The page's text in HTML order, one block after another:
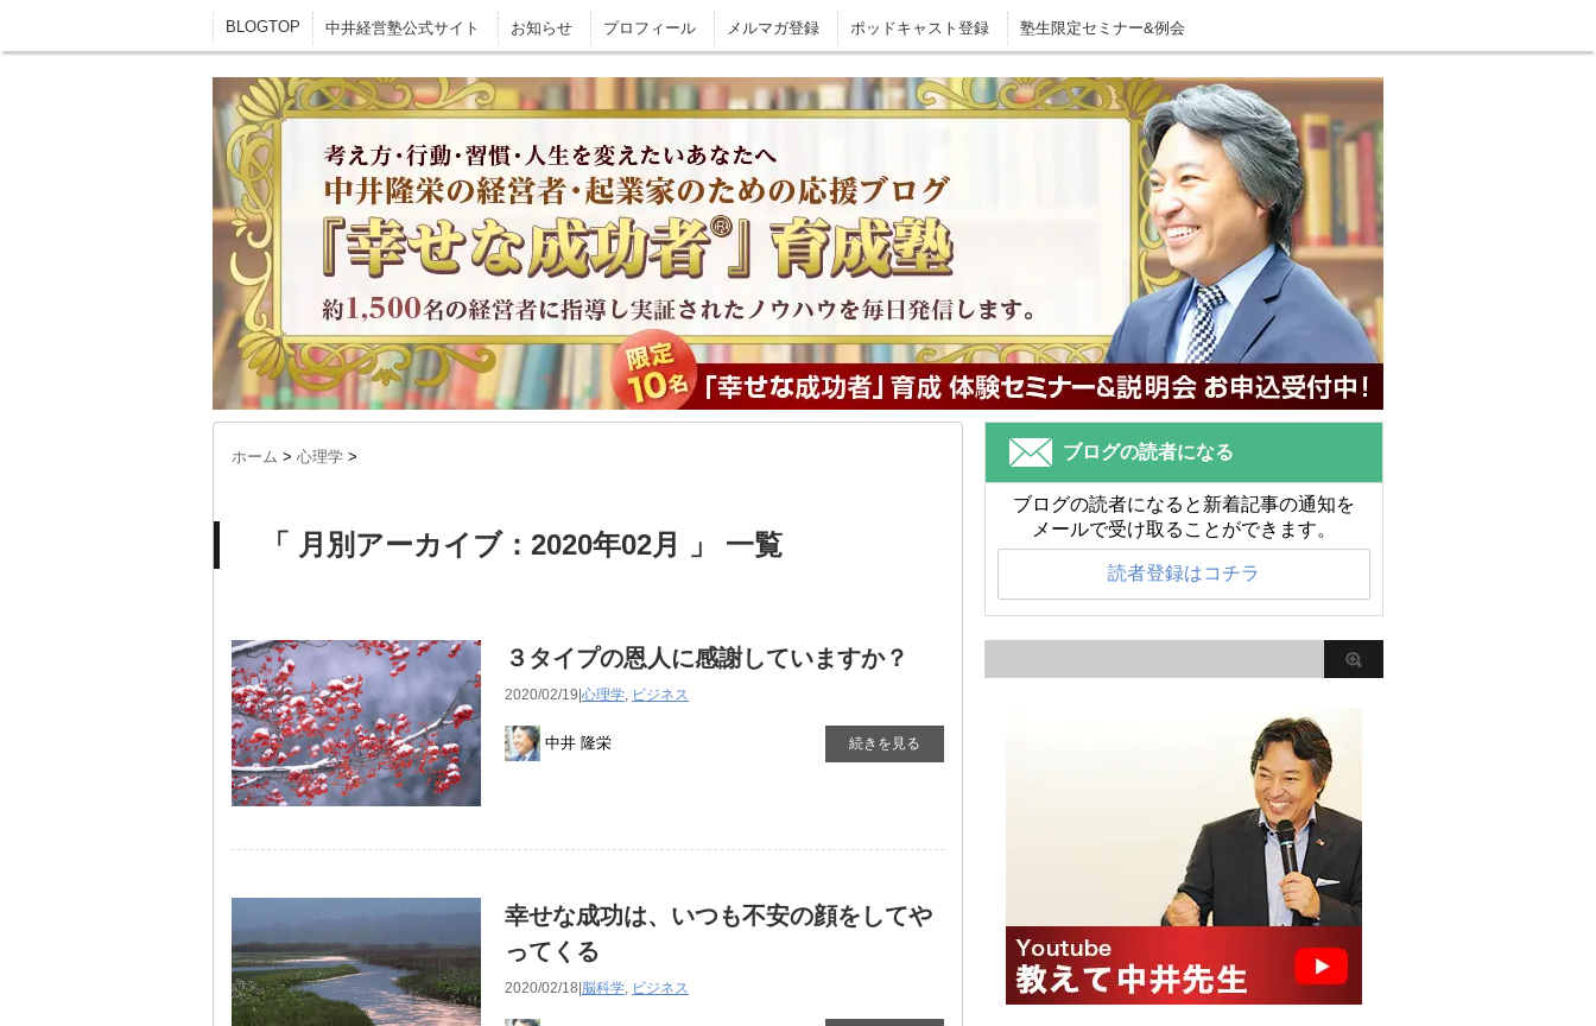
BLOGTOP 中井経営塾公式サイト お知らせ プロフィール メルマガ登録 ポッドキャスト登録 塾生限定セミナー&例会
ホーム > 心理学 >
「 月別アーカイブ：2020年02月 」 一覧
３タイプの恩人に感謝していますか？
2020/02/19| 心理学, ビジネス
中井 隆栄 続きを見る
幸せな成功は、いつも不安の顔をしてや
ってくる
2020/02/18| 脳科学, ビジネス
ブログの読者になる
ブログの読者になると新着記事の通知を
メールで受け取ることができます。
読者登録はコチラ